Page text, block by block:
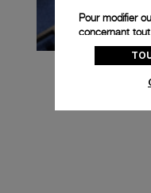
Pour modifier
concernant
cliquez sur «
politique des
donnez votre